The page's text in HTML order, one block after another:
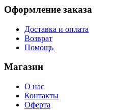
Оформление заказа
Доставка и оплата
Возврат
Помощь
Магазин
О нас
Контакты
Оферта